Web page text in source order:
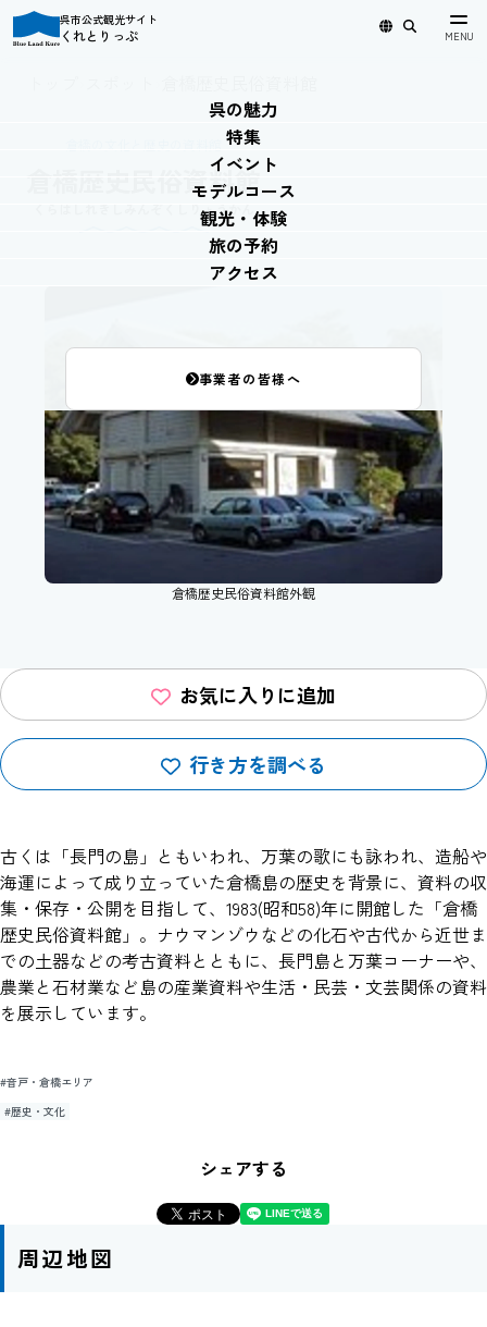
呉市公式観光サイト
くれとりっぷ
呉の魅力
特集
イベント
モデルコース
観光・体験
旅の予約
アクセス
事業者の皆様へ
倉橋歴史民俗資料館
くらはしれきしみんぞくしりょうかん
倉橋歴史民俗資料館外観
お気に入りに追加
行き方を調べる
古くは「長門の島」ともいわれ、万葉の歌にも詠われ、造船や
海運によって成り立っていた倉橋島の歴史を背景に、資料の収
集・保存・公開を目指して、1983(昭和58)年に開館した「倉橋
歴史民俗資料館」。ナウマンゾウなどの化石や古代から近世ま
での土器などの考古資料とともに、長門島と万葉コーナーや、
農業と石材業など島の産業資料や生活・民芸・文芸関係の資料
を展示しています。
#音戸・倉橋エリア
#歴史・文化
シェアする
周辺地図